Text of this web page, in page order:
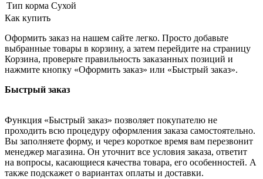
Тип корма Сухой
Как купить
Оформить заказ на нашем сайте легко. Просто добавьте
выбранные товары в корзину, а затем перейдите на страницу
Корзина, проверьте правильность заказанных позиций и
нажмите кнопку «Оформить заказ» или «Быстрый заказ».
Быстрый заказ
Функция «Быстрый заказ» позволяет покупателю не
проходить всю процедуру оформления заказа самостоятельно.
Вы заполняете форму, и через короткое время вам перезвонит
менеджер магазина. Он уточнит все условия заказа, ответит
на вопросы, касающиеся качества товара, его особенностей. А
также подскажет о вариантах оплаты и доставки.